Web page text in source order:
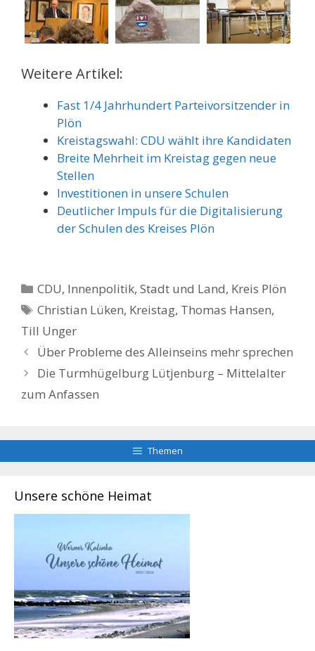
Weitere Artikel:
Fast 1/4 Jahrhundert Parteivorsitzender in
Plön
Kreistagswahl: CDU wählt ihre Kandidaten
Breite Mehrheit im Kreistag gegen neue
Stellen
Investitionen in unsere Schulen
Deutlicher Impuls für die Digitalisierung
der Schulen des Kreises Plön
Kategorien
CDU, Innenpolitik, Stadt und Land, Kreis Plön
Schlagwörter
Christian Lüken, Kreistag, Thomas Hansen,
Till Unger
Über Probleme des Alleinseins mehr sprechen
Die Turmhügelburg Lütjenburg – Mittelalter
zum Anfassen
Themen
Unsere schöne Heimat